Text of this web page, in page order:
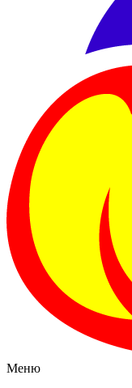
Меню